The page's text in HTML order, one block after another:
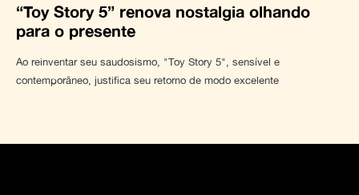
“Toy Story 5” renova nostalgia olhando
para o presente
Ao reinventar seu saudosismo, "Toy Story 5", sensível e
contemporâneo, justifica seu retorno de modo excelente